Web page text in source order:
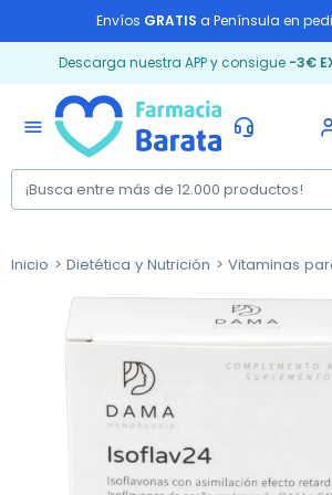
Envíos GRATIS a Península en
Descarga nuestra APP y consigue -3€
menu
Inicio Dietética y Nutrición Vitaminas